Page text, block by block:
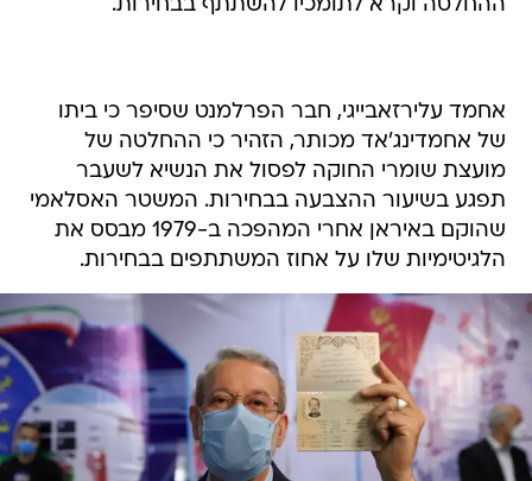
ההחלטה וקרא לתומכיו להשתתף בבחירות.
אחמד עלירזאבייגי, חבר הפרלמנט שסיפר כי ביתו
של אחמדינג'אד מכותר, הזהיר כי ההחלטה של
מועצת שומרי החוקה לפסול את הנשיא לשעבר
תפגע בשיעור ההצבעה בבחירות. המשטר האסלאמי
שהוקם באיראן אחרי המהפכה ב-1979 מבסס את
הלגיטימיות שלו על אחוז המשתתפים בבחירות.